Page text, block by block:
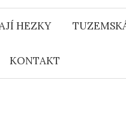
HEZKY
KONTAKT